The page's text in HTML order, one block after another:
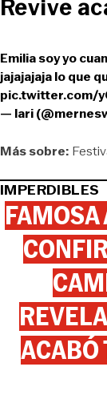
Revive
Emilia soy yo
jajajajaja lo que
pic.twitter.com/
— lari
Más sobre:
IMPERDIBLES
ACABÓ